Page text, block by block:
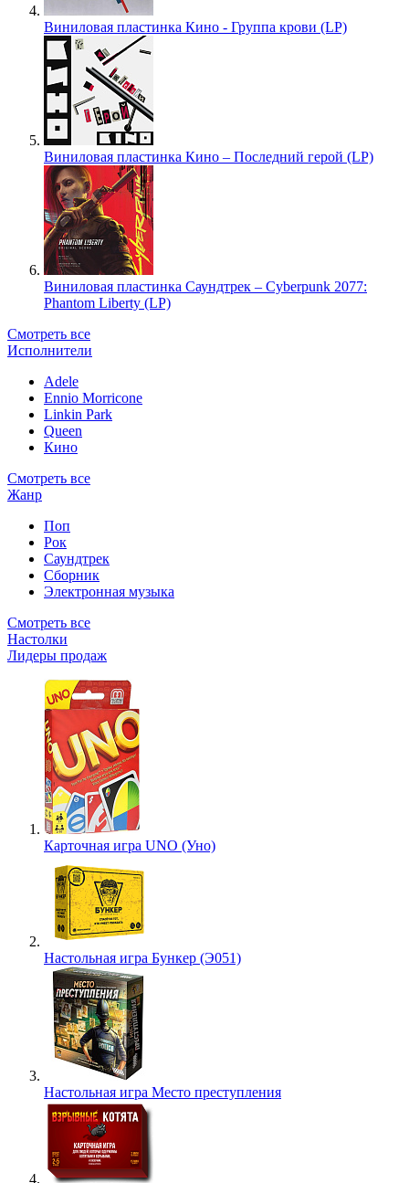
Виниловая пластинка Кино - Группа крови (LP)
Виниловая пластинка Кино – Последний герой (LP)
Виниловая пластинка Саундтрек – Cyberpunk 2077:
Phantom Liberty (LP)
Смотреть все
Исполнители
Adele
Ennio Morricone
Linkin Park
Queen
Кино
Смотреть все
Жанр
Поп
Рок
Саундтрек
Сборник
Электронная музыка
Смотреть все
Настолки
Лидеры продаж
Карточная игра UNO (Уно)
Настольная игра Бункер (Э051)
Настольная игра Место преступления